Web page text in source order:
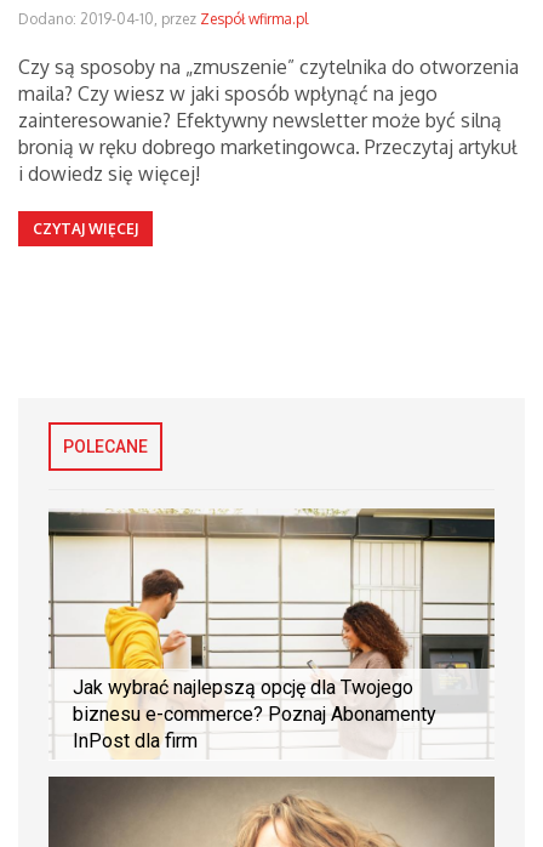
Dodano: 2019-04-10, przez Zespół wfirma.pl
Czy są sposoby na „zmuszenie” czytelnika do otworzenia
maila? Czy wiesz w jaki sposób wpłynąć na jego
zainteresowanie? Efektywny newsletter może być silną
bronią w ręku dobrego marketingowca. Przeczytaj artykuł
i dowiedz się więcej!
CZYTAJ WIĘCEJ
POLECANE
Jak wybrać najlepszą opcję dla Twojego
biznesu e-commerce? Poznaj Abonamenty
InPost dla firm